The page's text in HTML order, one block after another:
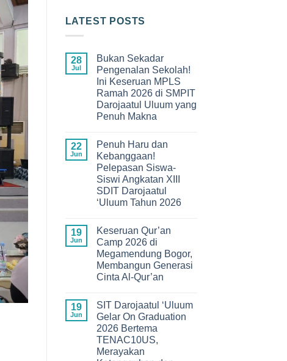
LATEST POSTS
28
Jul
Bukan Sekadar
Pengenalan Sekolah!
Ini Keseruan MPLS
Ramah 2026 di SMPIT
Darojaatul Uluum yang
Penuh Makna
on
Bukan
Sekadar
Pengenalan
Sekolah!
Ini
Keseruan
MPLS
Ramah
SMPIT
Darojaatul
Uluum
yang
Penuh
22
Jun
Penuh Haru dan
Kebanggaan!
Pelepasan Siswa-
Siswi Angkatan XIII
SDIT Darojaatul
‘Uluum Tahun 2026
on
Penuh
Haru
dan
Kebanggaan!
Pelepasan
Siswa-
XIII
SDIT
Darojaatul
‘Uluum
Tahun
2026
19
Jun
Keseruan Qur’an
Camp 2026 di
Megamendung Bogor,
Membangun Generasi
Cinta Al-Qur’an
on
Keseruan
Qur’an
Camp
2026
di
Megamendung
19
Jun
SIT Darojaatul ‘Uluum
Gelar On Graduation
2026 Bertema
TENAC10US,
Merayakan